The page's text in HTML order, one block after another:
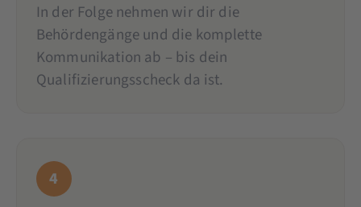
In der Folge nehmen wir dir die
Behördengänge und die komplette
Kommunikation ab – bis dein
Qualifizierungsscheck da ist.
4